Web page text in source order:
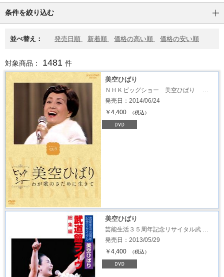
条件を絞り込む
並べ替え： 発売日順 新着順 価格の高い順 価格の安い順
対象商品： 1481 件
美空ひばり
ＮＨＫビッグショー 美空ひばり …
発売日：2014/06/24
￥4,400
（税込）
美空ひばり
芸能生活３５周年記念リサイタル武 …
発売日：2013/05/29
￥4,400
（税込）